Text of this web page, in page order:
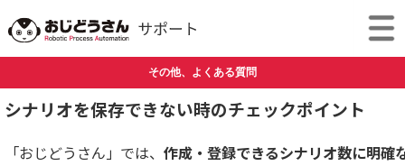
その他、よくある質問
シナリオを保存できない時のチェックポイント
「おじどうさん」では、 作成・登録できるシナリオ数に明確